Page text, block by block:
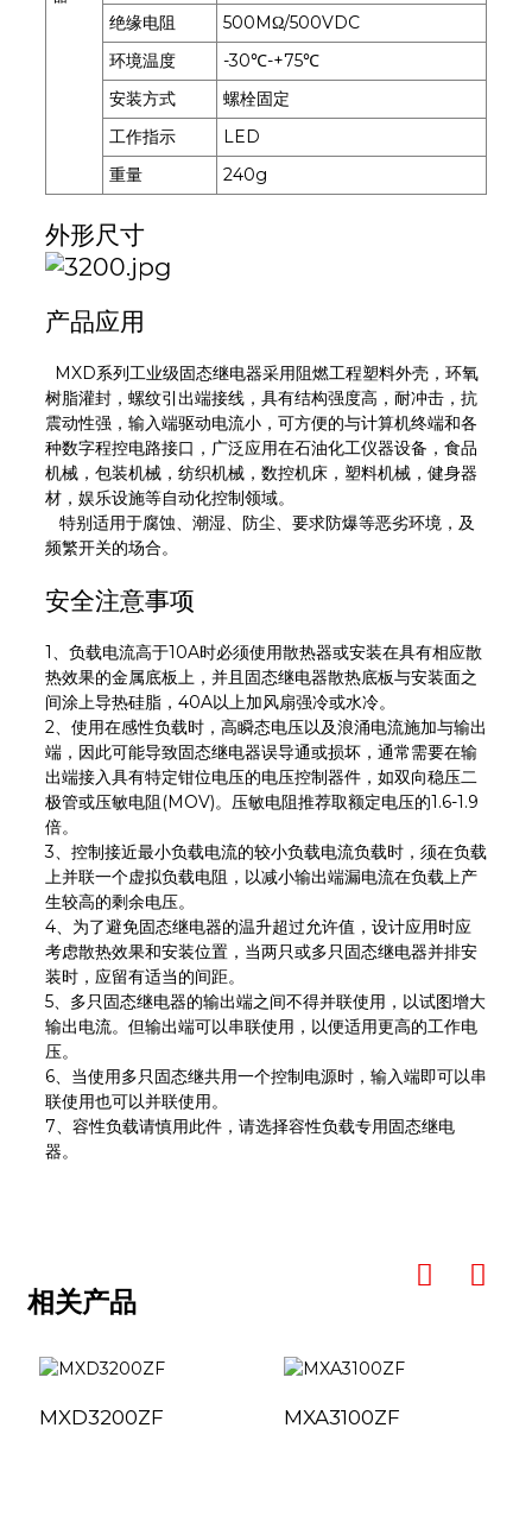
绝缘电阻
500MΩ/500VDC
环境温度
-30℃-+75℃
安装方式
螺栓固定
工作指示
LED
重量
240g
外形尺寸
产品应用
MXD系列工业级固态继电器采用阻燃工程塑料外壳，环氧
树脂灌封，螺纹引出端接线，具有结构强度高，耐冲击，抗
震动性强，输入端驱动电流小，可方便的与计算机终端和各
种数字程控电路接口，广泛应用在石油化工仪器设备，食品
机械，包装机械，纺织机械，数控机床，塑料机械，健身器
材，娱乐设施等自动化控制领域。
特别适用于腐蚀、潮湿、防尘、要求防爆等恶劣环境，及
频繁开关的场合。
安全注意事项
1、负载电流高于10A时必须使用散热器或安装在具有相应散
热效果的金属底板上，并且固态继电器散热底板与安装面之
间涂上导热硅脂，40A以上加风扇强冷或水冷。
2、使用在感性负载时，高瞬态电压以及浪涌电流施加与输出
端，因此可能导致固态继电器误导通或损坏，通常需要在输
出端接入具有特定钳位电压的电压控制器件，如双向稳压二
极管或压敏电阻(MOV)。压敏电阻推荐取额定电压的1.6-1.9
倍。
3、控制接近最小负载电流的较小负载电流负载时，须在负载
上并联一个虚拟负载电阻，以减小输出端漏电流在负载上产
生较高的剩余电压。
4、为了避免固态继电器的温升超过允许值，设计应用时应
考虑散热效果和安装位置，当两只或多只固态继电器并排安
装时，应留有适当的间距。
5、多只固态继电器的输出端之间不得并联使用，以试图增大
输出电流。但输出端可以串联使用，以便适用更高的工作电
压。
6、当使用多只固态继共用一个控制电源时，输入端即可以串
联使用也可以并联使用。
7、容性负载请慎用此件，请选择容性负载专用固态继电
器。
相关产品
MXD3200ZF MXA3100ZF